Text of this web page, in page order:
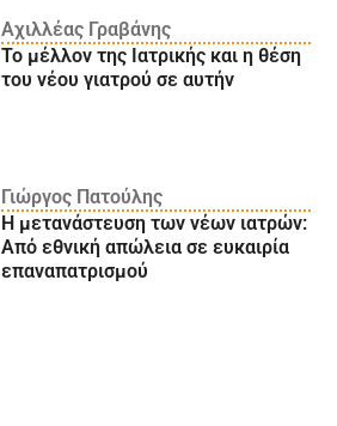
Αχιλλέας Γραβάνης
Το μέλλον της Ιατρικής και η θέση
του νέου γιατρού σε αυτήν
Γιώργος Πατούλης
Η μετανάστευση των νέων ιατρών:
Aπό εθνική απώλεια σε ευκαιρία
επαναπατρισμού